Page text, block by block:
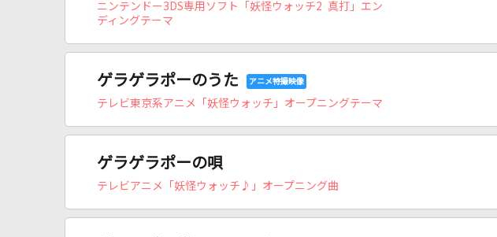
ニンテンドー3DS専用ソフト「妖怪ウォッチ2 真打」エン
ディングテーマ
ゲラゲラポーのうた
テレビ東京系アニメ「妖怪ウォッチ」オープニングテーマ
ゲラゲラポーの唄
テレビアニメ「妖怪ウォッチ♪」オープニング曲